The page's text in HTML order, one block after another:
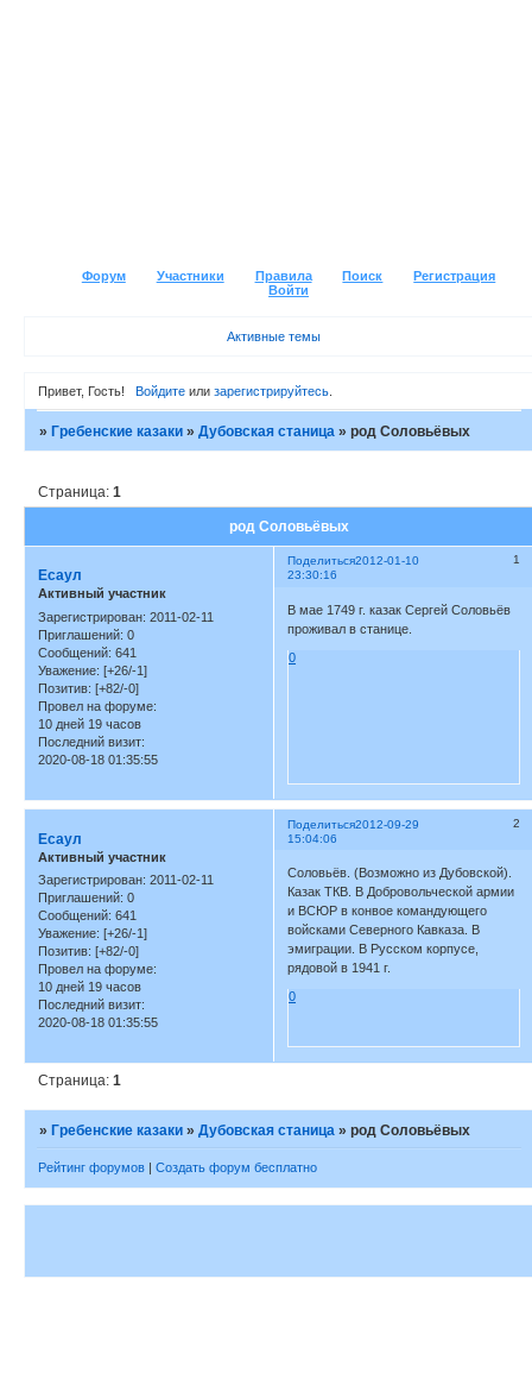
Форум Участники Правила Поиск
Регистрация
Войти
Активные темы
Привет, Гость! Войдитеили зарегистрируйтесь.
»Гребенские казаки »Дубовская станица »род Соловьёвых
род Соловьёвых
Страница:1
Поделиться 1
2012-01-10
23:30:16
Есаул
Активный участник
Зарегистрирован: 2011-02-11
Приглашений: 0
Сообщений: 641
Уважение: [+26/-1]
Позитив: [+82/-0]
Провел на форуме:
10 дней 19 часов
Последний визит:
2020-08-18 01:35:55
В мае 1749 г. казак Сергей Соловьёв
проживал в станице.
0
Поделиться 2
2012-09-29
15:04:06
Есаул
Активный участник
Зарегистрирован: 2011-02-11
Приглашений: 0
Сообщений: 641
Уважение: [+26/-1]
Позитив: [+82/-0]
Провел на форуме:
10 дней 19 часов
Последний визит:
2020-08-18 01:35:55
Соловьёв. (Возможно из Дубовской).
Казак ТКВ. В Добровольческой армии
и ВСЮР в конвое командующего
войсками Северного Кавказа. В
эмиграции. В Русском корпусе,
рядовой в 1941 г.
0
Страница:1
»Гребенские казаки »Дубовская станица »род Соловьёвых
Рейтинг форумов | Создать форум бесплатно